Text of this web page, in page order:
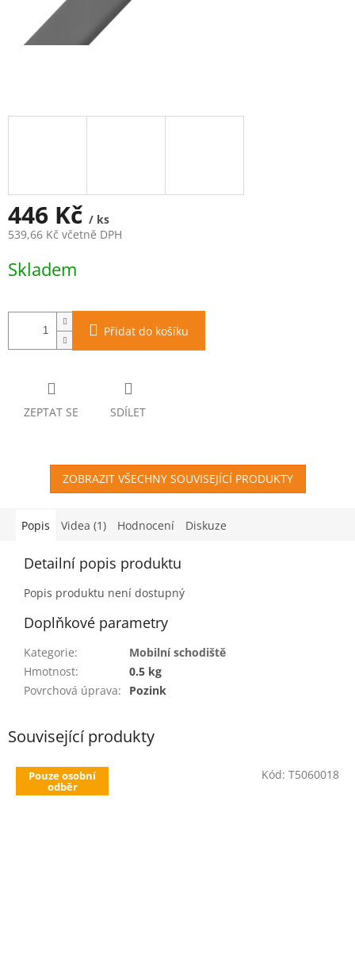
446 Kč / ks
539,66 Kč včetně DPH
cena:
Skladem
Přidat do košíku
ZEPTAT SE SDÍLET
ZOBRAZIT VŠECHNY SOUVISEJÍCÍ PRODUKTY
Popis Videa (1) Hodnocení Diskuze
Detailní popis produktu
Popis produktu není dostupný
Doplňkové parametry
Kategorie:
Mobilní schodiště
Hmotnost:
0.5 kg
Povrchová úprava: Pozink
Související produkty
Pouze osobní
odběr
Kód: T5060018